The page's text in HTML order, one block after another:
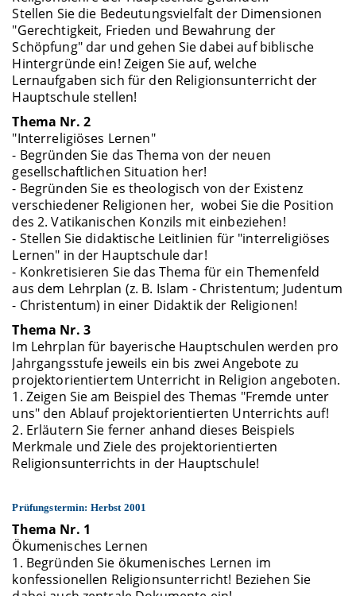
Stellen Sie die Bedeutungsvielfalt der Dimensionen
"Gerechtigkeit, Frieden und Bewahrung der
Schöpfung" dar und gehen Sie dabei auf biblische
Hintergründe ein! Zeigen Sie auf, welche
Lernaufgaben sich für den Religionsunterricht der
Hauptschule stellen!
Thema Nr. 2
"Interreligiöses Lernen"
- Begründen Sie das Thema von der neuen
gesellschaftlichen Situation her!
- Begründen Sie es theologisch von der Existenz
verschiedener Religionen her, wobei Sie die Position
des 2. Vatikanischen Konzils mit einbeziehen!
- Stellen Sie didaktische Leitlinien für "interreligiöses
Lernen" in der Hauptschule dar!
- Konkretisieren Sie das Thema für ein Themenfeld
aus dem Lehrplan (z. B. Islam - Christentum; Judentum
- Christentum) in einer Didaktik der Religionen!
Thema Nr. 3
Im Lehrplan für bayerische Hauptschulen werden pro
Jahrgangsstufe jeweils ein bis zwei Angebote zu
projektorientiertem Unterricht in Religion angeboten.
1. Zeigen Sie am Beispiel des Themas "Fremde unter
uns" den Ablauf projektorientierten Unterrichts auf!
2. Erläutern Sie ferner anhand dieses Beispiels
Merkmale und Ziele des projektorientierten
Religionsunterrichts in der Hauptschule!
Prüfungstermin: Herbst 2001
Thema Nr. 1
Ökumenisches Lernen
1. Begründen Sie ökumenisches Lernen im
konfessionellen Religionsunterricht! Beziehen Sie